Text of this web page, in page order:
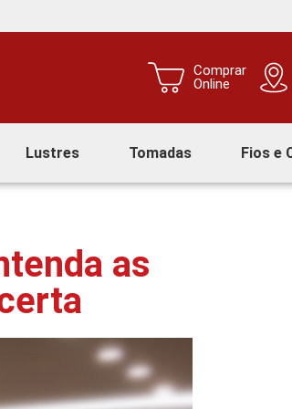
Comprar
Online
Lustres Tomadas Fios e
as